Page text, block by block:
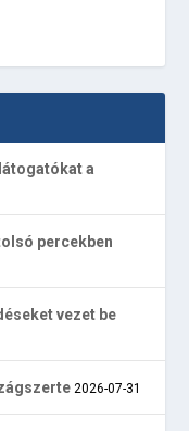
a
percekben
vezet be
2026-07-31